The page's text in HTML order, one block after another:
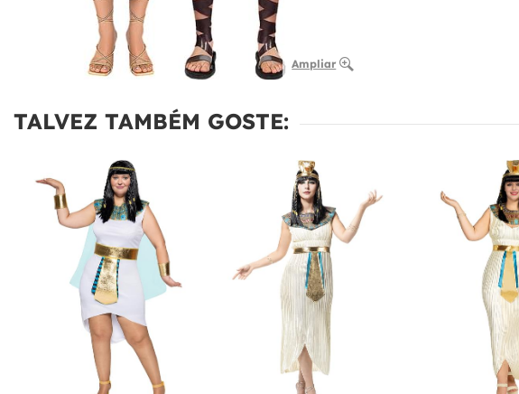
Ampliar
TALVEZ TAMBÉM GOSTE: